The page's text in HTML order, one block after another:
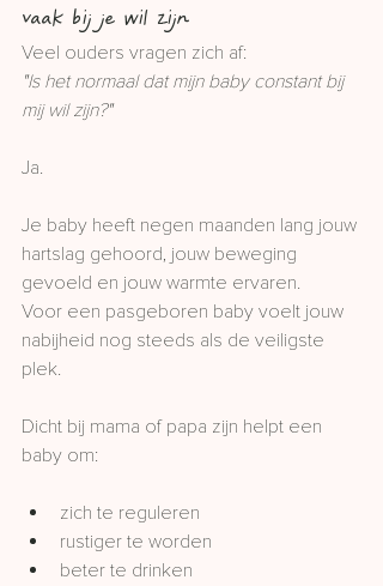
vaak bij je wil zijn
Veel ouders vragen zich af:
"Is het normaal dat mijn baby constant bij
mij wil zijn?"
Ja.
Je baby heeft negen maanden lang jouw
hartslag gehoord, jouw beweging
gevoeld en jouw warmte ervaren.
Voor een pasgeboren baby voelt jouw
nabijheid nog steeds als de veiligste
plek.
Dicht bij mama of papa zijn helpt een
baby om:
zich te reguleren
rustiger te worden
beter te drinken